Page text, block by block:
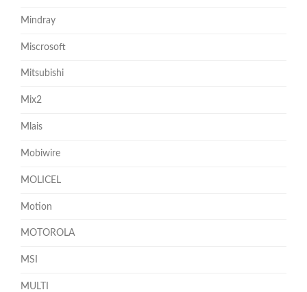
Mindray
Miscrosoft
Mitsubishi
Mix2
Mlais
Mobiwire
MOLICEL
Motion
MOTOROLA
MSI
MULTI